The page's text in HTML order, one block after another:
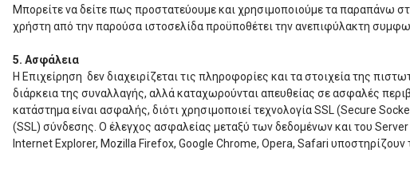
Μπορείτε να δείτε πως προστατεύουμε και χρησιμοποιούμε τα παραπάνω
χρήστη από την παρούσα ιστοσελίδα προϋποθέτει την ανεπιφύλακτη
5. Ασφάλεια
Η Επιχείρηση δεν διαχειρίζεται τις πληροφορίες και τα στοιχεία της
διάρκεια της συναλλαγής, αλλά καταχωρούνται απευθείας σε ασφαλές
κατάστημα είναι ασφαλής, διότι χρησιμοποιεί τεχνολογία SSL (Secure
(SSL) σύνδεσης. Ο έλεγχος ασφαλείας μεταξύ των δεδομένων και του
Internet Explorer, Mozilla Firefox, Google Chrome, Opera, Safari υποστηρίζουν